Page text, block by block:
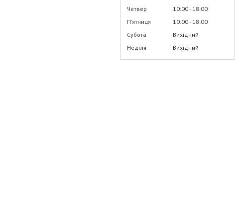
Четвер
10:00 18:00
Пʼятниця
10:00 18:00
Субота
Вихідний
Неділя
Вихідний